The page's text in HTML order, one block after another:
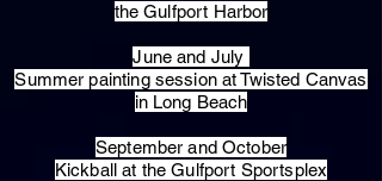
the Gulfport Harbor
June and July
Summer painting session at Twisted Canvas
in Long Beach
September and October
Kickball at the Gulfport Sportsplex